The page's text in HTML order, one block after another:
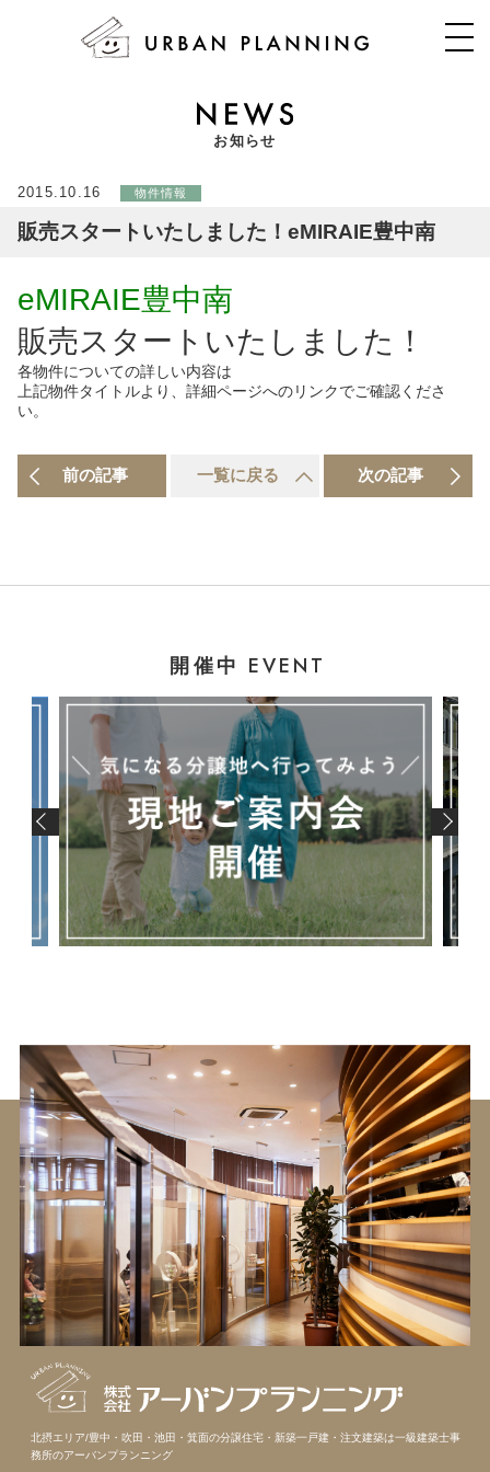
お知らせ
2015.10.16 物件情報
販売スタートいたしました！eMIRAIE豊中南
eMIRAIE豊中南
販売スタートいたしました！
各物件についての詳しい内容は
上記物件タイトルより、詳細ページへのリンクでご確認くださ
い。
前の記事 一覧に戻る 次の記事
開催中 EVENT
北摂エリア/豊中・吹田・池田・箕面の分譲住宅・新築一戸建・注文建築は一級建築士事
務所のアーバンプランニング